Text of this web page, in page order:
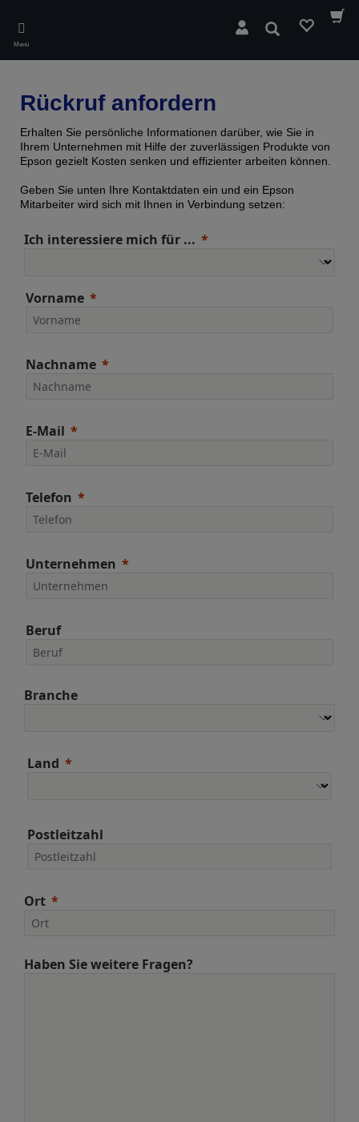
main
content
Menü
Suchen
Rückruf anfordern
Erhalten Sie persönliche Informationen darüber, wie Sie in
Ihrem Unternehmen mit Hilfe der zuverlässigen Produkte von
Epson gezielt Kosten senken und effizienter arbeiten können.
Geben Sie unten Ihre Kontaktdaten ein und ein Epson
Mitarbeiter wird sich mit Ihnen in Verbindung setzen:
Ich interessiere mich für ...
Vorname
Nachname
E-Mail
Telefon
Unternehmen
Beruf
Branche
Land
Postleitzahl
Ort
Haben Sie weitere Fragen?